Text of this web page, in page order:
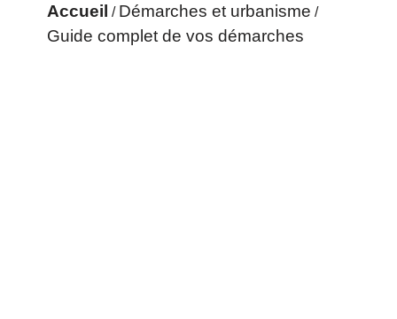
Accueil / Démarches et urbanisme /
Guide complet de vos démarches